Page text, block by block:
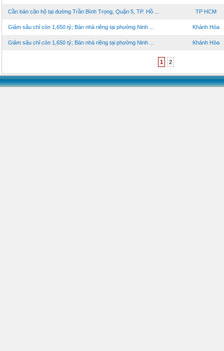
Cần bán căn hộ tại đường Trần Bình Trọng, Quận 5, TP. Hồ ... TP HCM
Giảm sâu chỉ còn 1,650 tỷ; Bán nhà riêng tại phường Ninh ... Khánh Hòa
Giảm sâu chỉ còn 1,650 tỷ; Bán nhà riêng tại phường Ninh ... Khánh Hòa
1 2